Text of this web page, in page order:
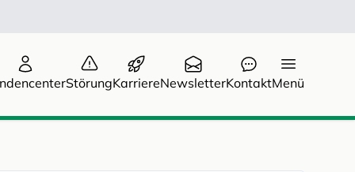
StörungKarriereNewsletterKontaktMenü